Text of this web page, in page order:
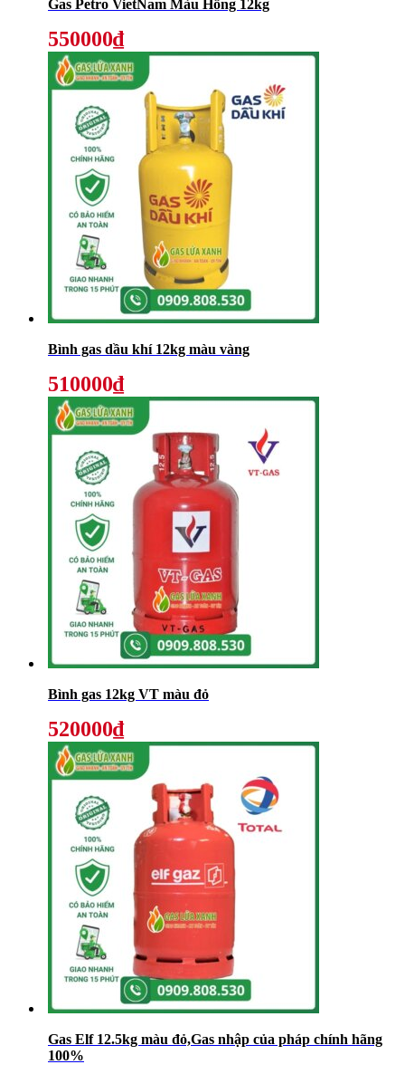
Gas Petro VietNam Màu Hồng 12kg
550000₫
Bình gas dầu khí 12kg màu vàng
510000₫
Bình gas 12kg VT màu đỏ
520000₫
Gas Elf 12.5kg màu đỏ,Gas nhập của pháp chính hãng
100%